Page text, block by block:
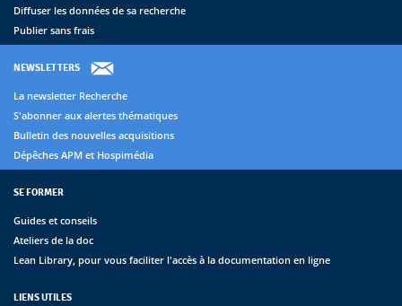
Diffuser les données de sa recherche
Publier sans frais
NEWSLETTERS
La newsletter Recherche
S'abonner aux alertes thématiques
Bulletin des nouvelles acquisitions
Dépêches APM et Hospimédia
SE FORMER
Guides et conseils
Ateliers de la doc
Lean Library, pour vous faciliter l'accès à la documentation en ligne
LIENS UTILES